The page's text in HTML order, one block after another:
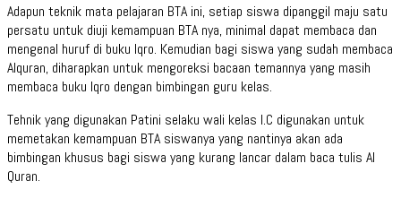
Adapun teknik mata pelajaran BTA ini, setiap siswa dipanggil maju satu
persatu untuk diuji kemampuan BTA nya, minimal dapat membaca dan
mengenal huruf di buku Iqro. Kemudian bagi siswa yang sudah membaca
Alquran, diharapkan untuk mengoreksi bacaan temannya yang masih
membaca buku Iqro dengan bimbingan guru kelas.
Tehnik yang digunakan Patini selaku wali kelas I.C digunakan untuk
memetakan kemampuan BTA siswanya yang nantinya akan ada
bimbingan khusus bagi siswa yang kurang lancar dalam baca tulis Al
Quran.